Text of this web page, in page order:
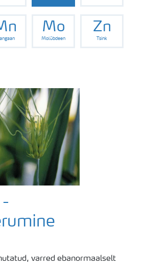
Mo
Molübdeen
Zn
Tsink
varred ebanormaalselt